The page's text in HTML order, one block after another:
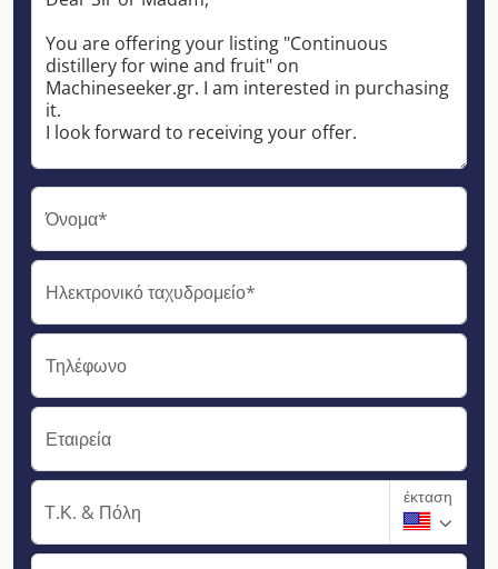
Όνομα*
Ηλεκτρονικό ταχυδρομείο*
Τηλέφωνο
Εταιρεία
Τ.Κ. & Πόλη
έκταση